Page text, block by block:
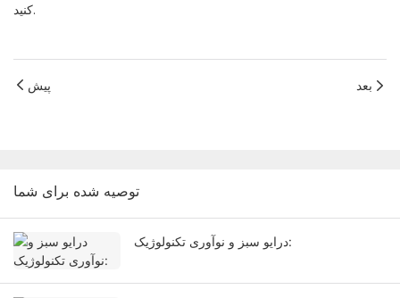
کنید.
پیش بعد
توصیه شده برای شما
درایو سبز و نوآوری تکنولوژیک: